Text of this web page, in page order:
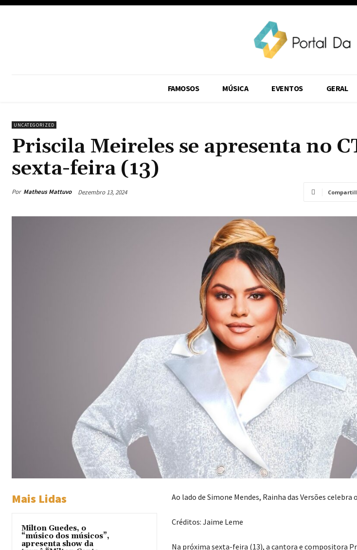
FAMOSOS MÚSICA EVENTOS GERAL
UNCATEGORIZED
Priscila Meireles se apresenta no
sexta-feira (13)
Por Matheus Mattuvo Dezembro 13, 2024
Mais Lidas
Milton Guedes, o
“músico dos músicos”,
apresenta show da
Ao lado de Simone Mendes, Rainha das Versões celebra
Créditos: Jaime Leme
Na próxima sexta-feira (13), a cantora e compositora